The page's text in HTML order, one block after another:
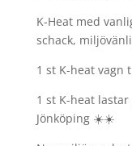
K-Heat med
schack,
1 st K-heat vagn
1 st K-heat
Jönköping ☀️☀️